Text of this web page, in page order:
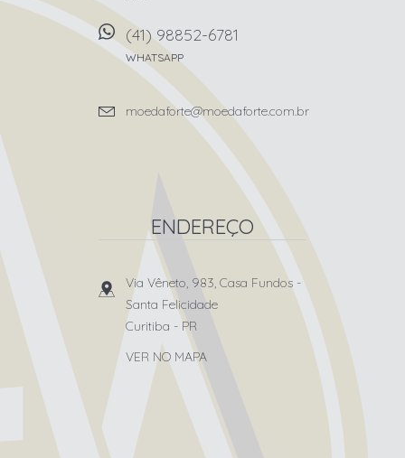
(41) 98852-6781
WHATSAPP
moedaforte@moedaforte.com.br
ENDEREÇO
Via Vêneto, 983, Casa Fundos -
Santa Felicidade
Curitiba - PR
VER NO MAPA